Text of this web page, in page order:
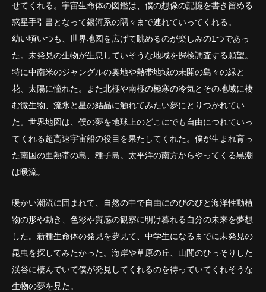
せてくれる。宇宙生命体の図鑑は、僕の想像の記憶を書き留める
惑星手引書となって銀河系の隅々まで連れていってくれる。
幼い頃いつも、世界地図を広げて眺めるのが楽しみの1つであっ
た。未発見の生物が生息していそうな地域を探検調査する願望。
特に中南米のジャングルの奥地や熱帯地域の未開の島々の緑と
花、太陽に憧れた。また北極や南極の極寒の冷気とその地域に棲
む微生物、流氷と星の結晶に触れてみたい夢にとりつかれてい
た。世界地図は、僕の夢を地球上のどこにでも自由につれていっ
てくれる超高速宇宙船の役目を果たしてくれた。僕が生まれ育っ
た南国の亜熱帯の島、種子島。太平洋の南方からやってくる黒潮
は暖流。
暖かい潮流に囲まれて、自然の中で自由にのびのびと海洋性動植
物の形や動き、色彩や質感の観察に明け暮れる自分の未来を夢想
した。新種生命体の発見を夢見て、中学生になるまでに未発見の
昆虫を探してみたかった。海岸や草原の丘、山間のひっそりした
渓谷に棲んでいて僕が発見してくれるのを待っていてくれそうな
生物の夢を見た。